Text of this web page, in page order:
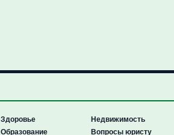
Здоровье
Образование
Недвижимость
Вопросы юристу